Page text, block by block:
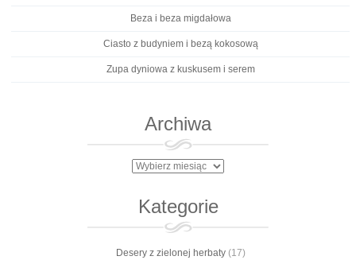
Beza i beza migdałowa
Ciasto z budyniem i bezą kokosową
Zupa dyniowa z kuskusem i serem
Archiwa
Archiwa
Kategorie
Desery z zielonej herbaty(17)